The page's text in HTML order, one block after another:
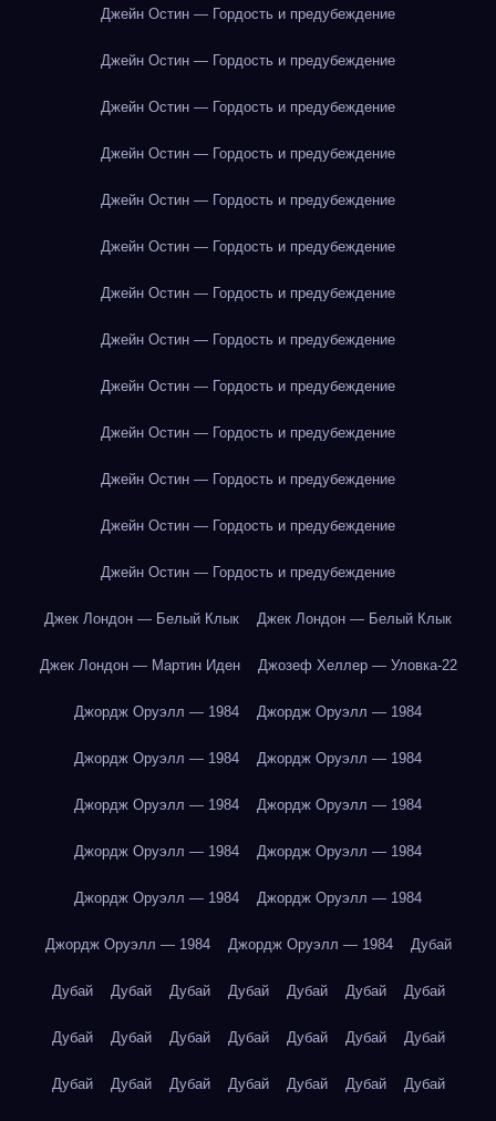
Джейн Остин — Гордость и предубеждение
Джейн Остин — Гордость и предубеждение
Джейн Остин — Гордость и предубеждение
Джейн Остин — Гордость и предубеждение
Джейн Остин — Гордость и предубеждение
Джейн Остин — Гордость и предубеждение
Джейн Остин — Гордость и предубеждение
Джейн Остин — Гордость и предубеждение
Джейн Остин — Гордость и предубеждение
Джейн Остин — Гордость и предубеждение
Джейн Остин — Гордость и предубеждение
Джейн Остин — Гордость и предубеждение
Джейн Остин — Гордость и предубеждение
Джек Лондон — Белый Клык Джек Лондон — Белый Клык
Джек Лондон — Мартин Иден Джозеф Хеллер — Уловка-22
Джордж Оруэлл — 1984 Джордж Оруэлл — 1984
Джордж Оруэлл — 1984 Джордж Оруэлл — 1984
Джордж Оруэлл — 1984 Джордж Оруэлл — 1984
Джордж Оруэлл — 1984 Джордж Оруэлл — 1984
Джордж Оруэлл — 1984 Джордж Оруэлл — 1984
Джордж Оруэлл — 1984 Джордж Оруэлл — 1984 Дубай
Дубай Дубай Дубай Дубай Дубай Дубай Дубай
Дубай Дубай Дубай Дубай Дубай Дубай Дубай
Дубай Дубай Дубай Дубай Дубай Дубай Дубай